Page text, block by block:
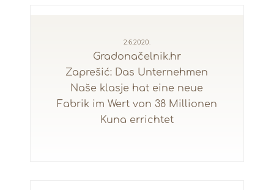
2.6.2020.
Gradonačelnik.hr
Zaprešić: Das Unternehmen
Naše klasje hat eine neue
Fabrik im Wert von 38 Millionen
Kuna errichtet